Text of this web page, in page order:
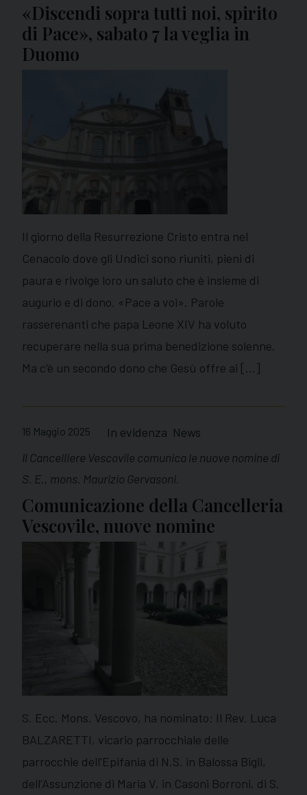
«Discendi sopra tutti noi, spirito
di Pace», sabato 7 la veglia in
Duomo
Il giorno della Resurrezione Cristo entra nel
Cenacolo dove gli Undici sono riuniti, pieni di
paura e rivolge loro un saluto che è insieme di
augurio e di dono. «Pace a voi». Parole
rasserenanti che papa Leone XIV ha voluto
recuperare nella sua prima benedizione solenne.
Ma c’è un secondo dono che Gesù offre ai […]
16 Maggio 2025 In evidenza News
Il Cancelliere Vescovile comunica le nuove nomine di
S. E., mons. Maurizio Gervasoni.
Comunicazione della Cancelleria
Vescovile, nuove nomine
S. Ecc. Mons. Vescovo, ha nominato: Il Rev. Luca
BALZARETTI, vicario parrocchiale delle
parrocchie dell’Epifania di N.S. in Balossa Bigli,
dell’Assunzione di Maria V. in Casoni Borroni, di S.